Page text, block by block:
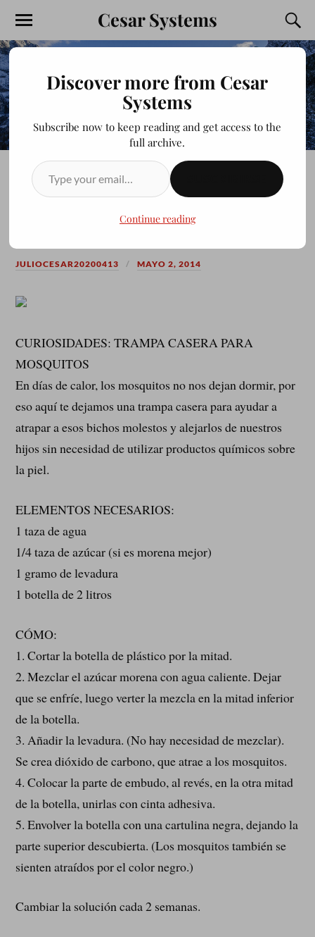
Cesar Systems
TRAMPA MORTAL PARA
MOSQUITOS
JULIOCESAR20200413 MAYO 2, 2014
CURIOSIDADES: TRAMPA CASERA PARA
MOSQUITOS
En días de calor, los mosquitos no nos dejan dormir, por
eso aquí te dejamos una trampa casera para ayudar a
atrapar a esos bichos molestos y alejarlos de nuestros
hijos sin necesidad de utilizar productos químicos sobre
la piel.
ELEMENTOS NECESARIOS:
1 taza de agua
1/4 taza de azúcar (si es morena mejor)
1 gramo de levadura
1 botella de 2 litros
CÓMO:
1. Cortar la botella de plástico por la mitad.
2. Mezclar el azúcar morena con agua caliente. Dejar
que se enfríe, luego verter la mezcla en la mitad inferior
de la botella.
3. Añadir la levadura. (No hay necesidad de mezclar).
Se crea dióxido de carbono, que atrae a los mosquitos.
4. Colocar la parte de embudo, al revés, en la otra mitad
de la botella, unirlas con cinta adhesiva.
5. Envolver la botella con una cartulina negra, dejando la
parte superior descubierta. (Los mosquitos también se
sienten atraídos por el color negro.)
Cambiar la solución cada 2 semanas.
Discover more from Cesar
Systems
Subscribe now to keep reading and get access to the
full archive.
Continue reading